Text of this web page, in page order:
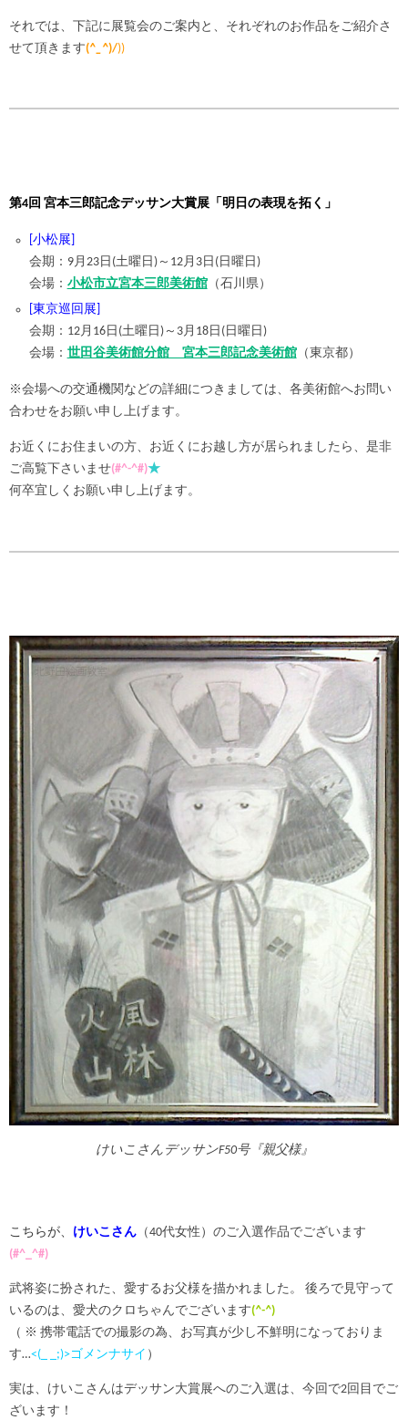
それでは、下記に展覧会のご案内と、それぞれのお作品をご紹介さ
せて頂きます(^_^)/))
第4回 宮本三郎記念デッサン大賞展「明日の表現を拓く」
[小松展]
会期：9月23日(土曜日)～12月3日(日曜日)
会場： 小松市立宮本三郎美術館（石川県）
[東京巡回展]
会期：12月16日(土曜日)～3月18日(日曜日)
会場： 世田谷美術館分館 宮本三郎記念美術館（東京都）
※会場への交通機関などの詳細につきましては、各美術館へお問い
合わせをお願い申し上げます。
お近くにお住まいの方、お近くにお越し方が居られましたら、是非
ご高覧下さいませ(#^-^#)★
何卒宜しくお願い申し上げます。
けいこさんデッサンF50号『親父様』
こちらが、 けいこさん （40代女性）のご入選作品でございます
(#^_^#)
武将姿に扮された、愛するお父様を描かれました。 後ろで見守って
いるのは、愛犬のクロちゃんでございます(^-^)
（ ※ 携帯電話での撮影の為、お写真が少し不鮮明になっておりま
す…<(_ _;)>ゴメンナサイ ）
実は、けいこさんはデッサン大賞展へのご入選は、今回で2回目でご
ざいます！